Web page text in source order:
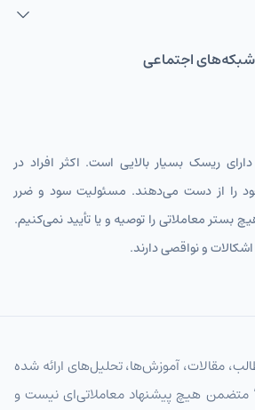
شبکه‌های اجتماعی
دارای ریسک بسیار بالایی است. اکثر افراد در
خود را از دست می‌دهند. مسئولیت سود و ضرر
معاملاتی را توصیه و یا تأیید نمی‌کنیم.
و نواقصی دارند.
مقالات، آموزش‌ها، تحلیل‌های ارائه شده
متضمن هیچ پیشنهاد معاملاتی‌ای نیست و